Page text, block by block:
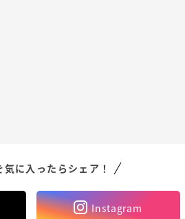
気に入ったらシェア！
Instagram